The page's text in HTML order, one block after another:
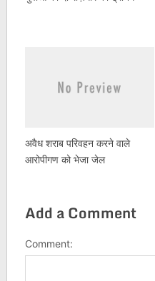
अवैध शराब परिवहन करने वाले
आरोपीगण को भेजा जेल
Add a Comment
Comment: